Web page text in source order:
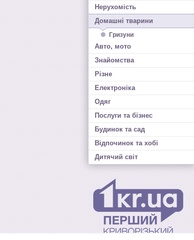
Нерухомість
Домашні тварини
Гризуни
Авто, мото
Знайомства
Різне
Електроніка
Одяг
Послуги та бізнес
Будинок та сад
Відпочинок та хобі
Дитячий світ